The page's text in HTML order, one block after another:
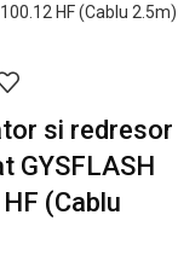
si redresor
GYSFLASH
(Cablu